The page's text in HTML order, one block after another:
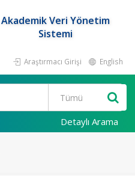
Akademik Veri Yönetim
Sistemi
Araştırmacı Girişi English
Detaylı Arama